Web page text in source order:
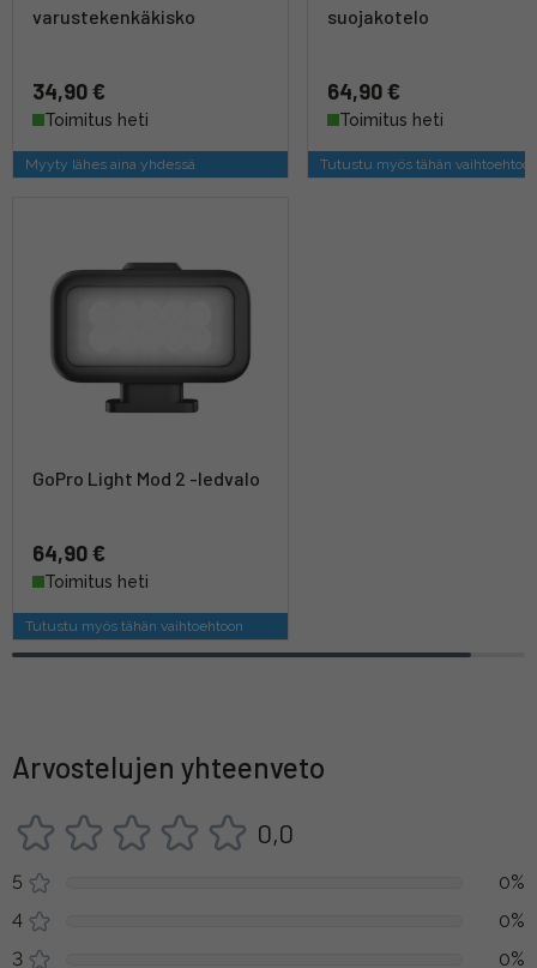
varustekenkäkisko
34,90 €
Toimitus heti
Myyty lähes aina yhdessä
suojakotelo
64,90 €
Toimitus heti
Tutustu myös tähän
GoPro Light Mod 2 -ledvalo
64,90 €
Toimitus heti
Tutustu myös tähän vaihtoehtoon
Arvostelujen yhteenveto
0,0
5
0%
4
0%
3
0%